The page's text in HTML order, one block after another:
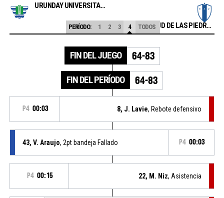
URUNDAY UNIVERSITARIO
JUVENTUD DE LAS PIEDRAS
PERÍODO: 1 2 3 4 TODOS
FIN DEL JUEGO 64-83
FIN DEL PERÍODO 64-83
P4 00:03 8, J. Lavie, Rebote defensivo
43, V. Araujo, 2pt bandeja Fallado P4 00:03
P4 00:15 22, M. Niz, Asistencia